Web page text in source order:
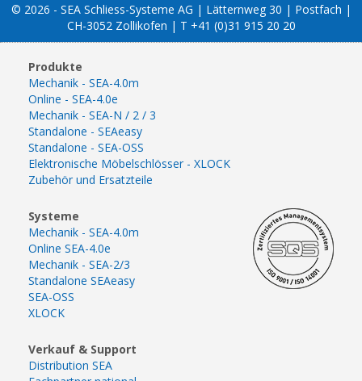
© 2026 - SEA Schliess-Systeme AG | Lätternweg 30 | Postfach |
CH-3052 Zollikofen | T +41 (0)31 915 20 20
Produkte
Mechanik - SEA-4.0m
Online - SEA-4.0e
Mechanik - SEA-N / 2 / 3
Standalone - SEAeasy
Standalone - SEA-OSS
Elektronische Möbelschlösser - XLOCK
Zubehör und Ersatzteile
Systeme
Mechanik - SEA-4.0m
Online SEA-4.0e
Mechanik - SEA-2/3
Standalone SEAeasy
SEA-OSS
XLOCK
Verkauf & Support
Distribution SEA